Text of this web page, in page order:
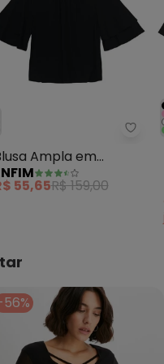
Blusa Box em Viscose
Ampla em
Preto
55,65R$ 159,00